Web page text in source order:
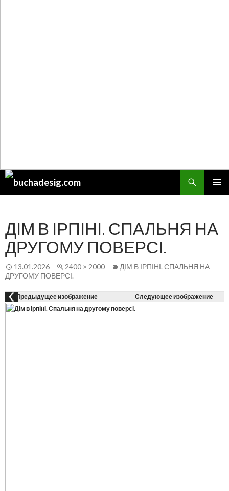
Поиск
ДІМ В ІРПІНІ. СПАЛЬНЯ НА
ДРУГОМУ ПОВЕРСІ.
13.01.2026 2400 × 2000
ДІМ В ІРПІНІ. СПАЛЬНЯ НА
ДРУГОМУ ПОВЕРСІ.
Предыдущее изображение Следующее изображение